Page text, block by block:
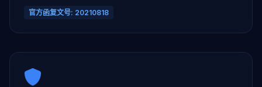
官方函复文号: 20210818